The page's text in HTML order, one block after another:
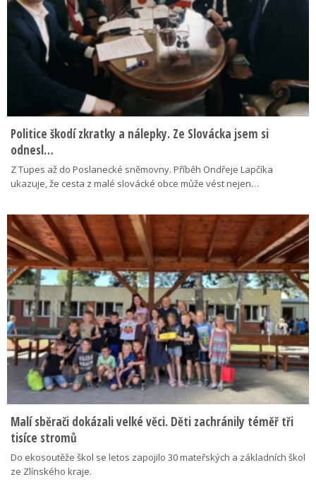
Politice škodí zkratky a nálepky. Ze Slovácka jsem si
odnesl…
Z Tupes až do Poslanecké sněmovny. Příběh Ondřeje Lapčíka
ukazuje, že cesta z malé slovácké obce může vést nejen…
Malí sběrači dokázali velké věci. Děti zachránily téměř tři
tisíce stromů
Do ekosoutěže škol se letos zapojilo 30 mateřských a základních škol
ze Zlínského kraje.